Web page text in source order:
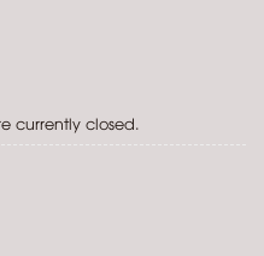
currently closed.